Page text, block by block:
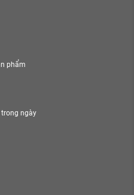
phẩm
trong ngày